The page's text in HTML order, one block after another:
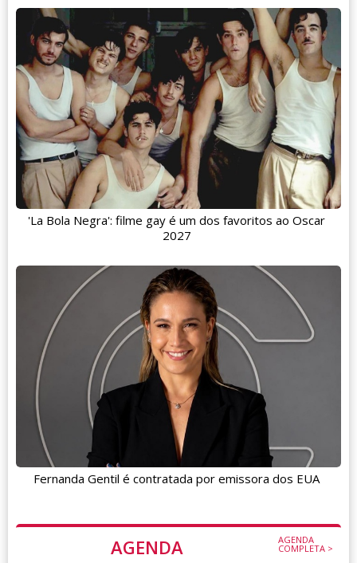
AGENDA AGENDA
COMPLETA >
'La Bola Negra': filme gay é um dos favoritos ao Oscar
2027
Fernanda Gentil é contratada por emissora dos EUA